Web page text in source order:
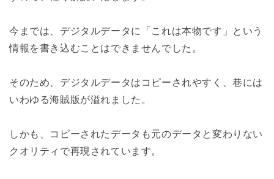
今までは、デジタルデータに「これは本物です」という
情報を書き込むことはできませんでした。
そのため、デジタルデータはコピーされやすく、巷には
いわゆる海賊版が溢れました。
しかも、コピーされたデータも元のデータと変わりない
クオリティで再現されています。